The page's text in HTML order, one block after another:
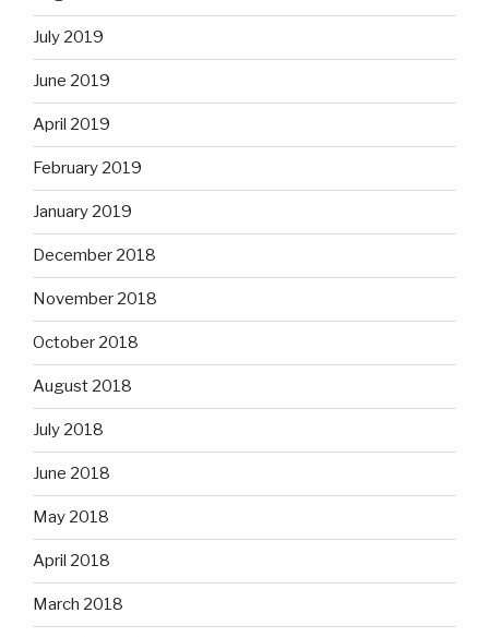
July 2019
June 2019
April 2019
February 2019
January 2019
December 2018
November 2018
October 2018
August 2018
July 2018
June 2018
May 2018
April 2018
March 2018